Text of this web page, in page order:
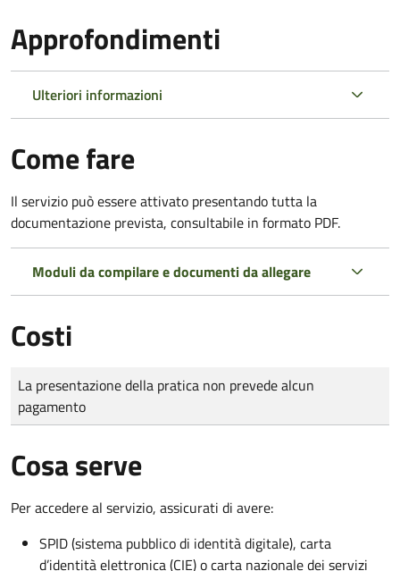
Approfondimenti
Ulteriori informazioni
Come fare
Il servizio può essere attivato presentando tutta la
documentazione prevista, consultabile in formato PDF.
Moduli da compilare e documenti da allegare
Costi
Tipo di pagamento
Importo
La presentazione della pratica non prevede alcun
pagamento
Cosa serve
Per accedere al servizio, assicurati di avere:
SPID (sistema pubblico di identità digitale), carta
d’identità elettronica (CIE) o carta nazionale dei servizi